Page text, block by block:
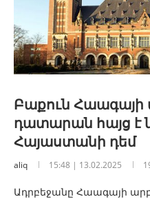
Բաքուն
դատարան հայց է
Հայաստանի դեմ
aliq 15:48 | 13.02.2025
Ադրբեջանը Հաագայի